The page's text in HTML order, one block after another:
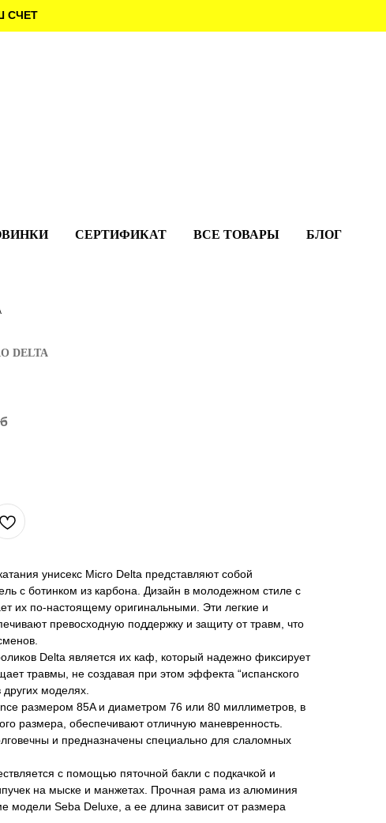
СЧЕТ
СЕРТИФИКАТ ВСЕ ТОВАРЫ БЛОГ
DELTA
унисекс Micro Delta представляют собой
с ботинком из карбона. Дизайн в молодежном стиле с
их по-настоящему оригинальными. Эти легкие и
превосходную поддержку и защиту от травм, что
Delta является их каф, который надежно фиксирует
травмы, не создавая при этом эффекта “испанского
других моделях.
размером 85A и диаметром 76 или 80 миллиметров, в
размера, обеспечивают отличную маневренность.
и предназначены специально для слаломных
с помощью пяточной бакли с подкачкой и
на мыске и манжетах. Прочная рама из алюминия
модели Seba Deluxe, а ее длина зависит от размера